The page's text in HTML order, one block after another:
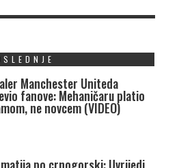
Manchester Uniteda
fanove: Mehaničaru platio
ne novcem (VIDEO)